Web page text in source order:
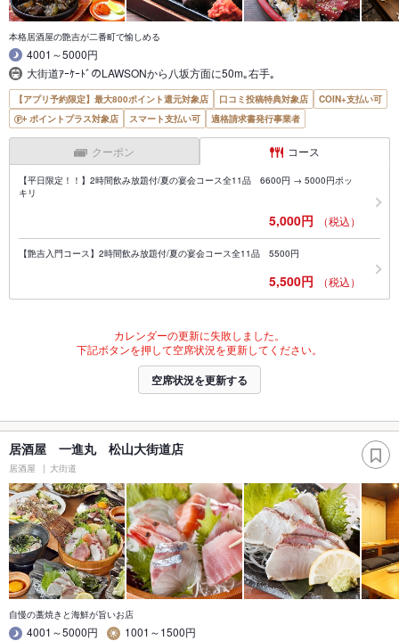
本格居酒屋の艶吉が二番町で愉しめる
4001～5000円
大街道ｱｰｹｰﾄﾞのLAWSONから八坂方面に50m｡右手｡
【アプリ予約限定】最大800ポイント還元対象店 口コミ投稿特典対象店
COIN+支払い可
ポイントプラス対象店
スマート支払い可 適格請求書発行事業者
クーポン コース
【平日限定！！】2時間飲み放題付/夏の宴会コース全11品 6600円 → 5000円ポッ
キリ
5,000円 （税込）
【艶吉入門コース】2時間飲み放題付/夏の宴会コース全11品 5500円
5,500円 （税込）
カレンダーの更新に失敗しました。
下記ボタンを押して空席状況を更新してください。
空席状況を更新する
居酒屋 一進丸 松山大街道店
居酒屋 大街道
自慢の藁焼きと海鮮が旨いお店
4001～5000円
1001～1500円